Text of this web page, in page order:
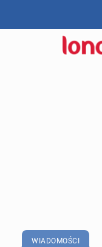
WIADOMOŚCI